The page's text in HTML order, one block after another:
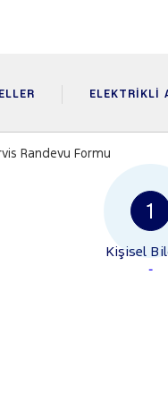
ELEKTRIKLI
Randevu Formu
Kişisel
-